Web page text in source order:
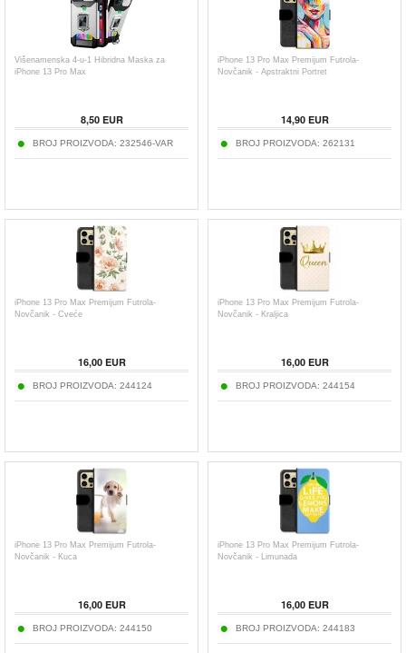
Višenamenska 4-u-1 Hibridna Maska za
iPhone 13 Pro Max
8,50EUR
BROJ PROIZVODA: 232546-VAR
iPhone 13 Pro Max Premijum Futrola-
Novčanik - Apstraktni Portret
14,90EUR
BROJ PROIZVODA: 262131
iPhone 13 Pro Max Premijum Futrola-
Novčanik - Cveće
16,00EUR
BROJ PROIZVODA: 244124
iPhone 13 Pro Max Premijum Futrola-
Novčanik - Kraljica
16,00EUR
BROJ PROIZVODA: 244154
iPhone 13 Pro Max Premijum Futrola-
Novčanik - Kuca
16,00EUR
BROJ PROIZVODA: 244150
iPhone 13 Pro Max Premijum Futrola-
Novčanik - Limunada
16,00EUR
BROJ PROIZVODA: 244183